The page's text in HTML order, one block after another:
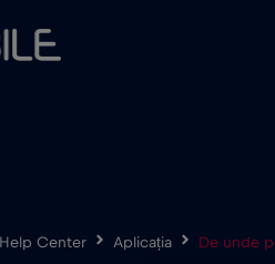
Help Center Aplicația De unde